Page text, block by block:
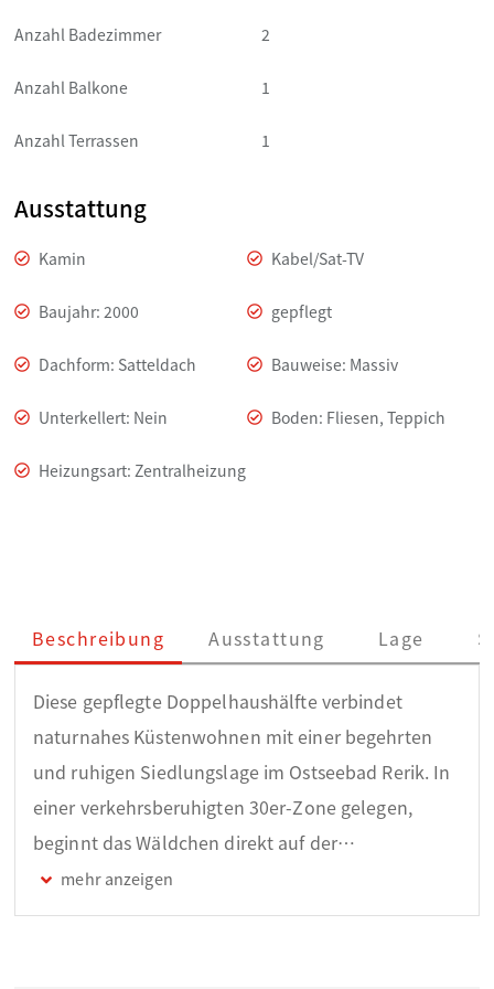
Anzahl Badezimmer 2
Anzahl Balkone 1
Anzahl Terrassen 1
Ausstattung
Kamin Kabel/Sat-TV
Baujahr: 2000 gepflegt
Dachform: Satteldach Bauweise: Massiv
Unterkellert: Nein Boden: Fliesen, Teppich
Heizungsart: Zentralheizung
Beschreibung Ausstattung Lage
Diese gepflegte Doppelhaushälfte verbindet
naturnahes Küstenwohnen mit einer begehrten
und ruhigen Siedlungslage im Ostseebad Rerik. In
einer verkehrsberuhigten 30er-Zone gelegen,
beginnt das Wäldchen direkt auf der
gegenüberliegenden Straßenseite – und bereits
nach rund 150 Metern erreicht man das